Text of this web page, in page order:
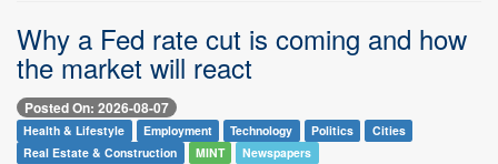
Why a Fed rate cut is coming and how
the market will react
Posted On: 2026-08-07
Health & Lifestyle Employment Technology Politics
Cities
Real Estate & Construction
MINT Newspapers